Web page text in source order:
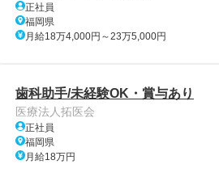
正社員
福岡県
月給18万4,000円～23万5,000円
歯科助手/未経験OK・賞与あり
医療法人拓医会
正社員
福岡県
月給18万円